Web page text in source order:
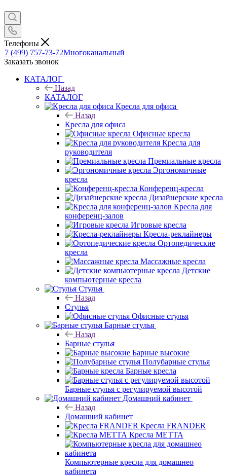
Телефоны
7 (499) 757-73-72Многоканальный
Заказать звонок
КАТАЛОГ
Назад
КАТАЛОГ
Кресла для офиса
Назад
Кресла для офиса
Офисные кресла
Кресла для
руководителя
Премиальные кресла
Эргономичные
кресла
Конференц-кресла
Дизайнерские кресла
Кресла для
конференц-залов
Игровые кресла
Кресла-реклайнеры
Ортопедические
кресла
Массажные кресла
Детские
компьютерные кресла
Стулья
Назад
Стулья
Офисные стулья
Барные стулья
Назад
Барные стулья
Барные высокие
Полубарные стулья
Барные кресла
Барные стулья с регулируемой высотой
Домашний кабинет
Назад
Домашний кабинет
Кресла FRANDER
Кресла METTA
Компьютерные кресла для домашнео
кабинета